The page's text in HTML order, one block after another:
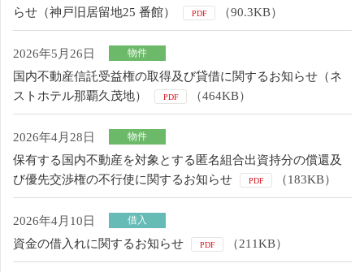
らせ（神戸旧居留地25 番館）
PDF （90.3KB）
2026年5月26日 物件
国内不動産信託受益権の取得及び貸借に関するお知らせ（ネ
ストホテル那覇久茂地）
PDF （464KB）
2026年4月28日 物件
保有する国内不動産を対象とする匿名組合出資持分の償還及
び優先交渉権の不行使に関するお知らせ
PDF （183KB）
2026年4月10日 借入
資金の借入れに関するお知らせ PDF （211KB）